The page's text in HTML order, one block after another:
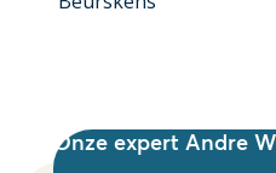
Onze expert Andre